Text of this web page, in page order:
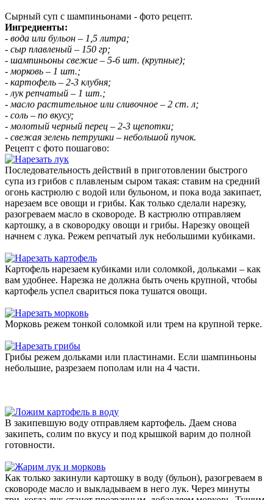
Сырный суп с шампиньонами - фото рецепт.
Ингредиенты:
- вода или бульон – 1,5 литра;
- сыр плавленый – 150 гр;
- шампиньоны свежие – 5-6 шт. (крупные);
- морковь – 1 шт.;
- картофель – 2-3 клубня;
- лук репчатый – 1 шт.;
- масло растительное или сливочное – 2 ст. л;
- соль – по вкусу;
- молотый черный перец – 2-3 щепотки;
- свежая зелень петрушки – небольшой пучок.
Рецепт с фото пошагово:
Последовательность действий в приготовлении быстрого
супа из грибов с плавленым сыром такая: ставим на средний
огонь кастрюлю с водой или бульоном, и пока вода закипает,
нарезаем все овощи и грибы. Как только сделали нарезку,
разогреваем масло в сковороде. В кастрюлю отправляем
картошку, а в сковородку овощи и грибы. Нарезку овощей
начнем с лука. Режем репчатый лук небольшими кубиками.
Картофель нарезаем кубиками или соломкой, дольками – как
вам удобнее. Нарезка не должна быть очень крупной, чтобы
картофель успел свариться пока тушатся овощи.
Морковь режем тонкой соломкой или трем на крупной терке.
Грибы режем дольками или пластинами. Если шампиньоны
небольшие, разрезаем пополам или на 4 части.
В закипевшую воду отправляем картофель. Даем снова
закипеть, солим по вкусу и под крышкой варим до полной
готовности.
Как только закинули картошку в воду (бульон), разогреваем в
сковороде масло и выкладываем в него лук. Через минуты